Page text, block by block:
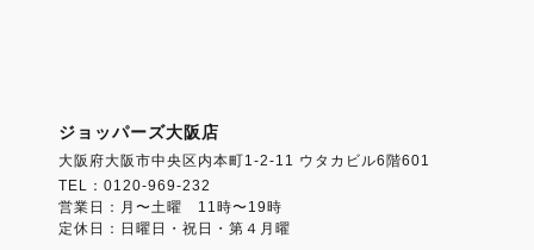
ジョッパーズ大阪店
大阪府大阪市中央区内本町1-2-11 ウタカビル6階601
TEL：0120-969-232
営業日：月〜土曜 11時〜19時
定休日：日曜日・祝日・第４月曜